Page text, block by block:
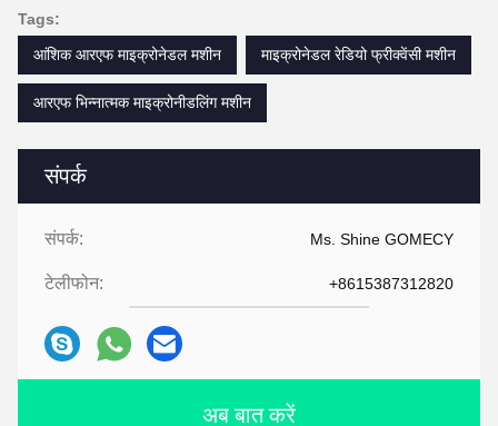
संपर्क
संपर्क: Ms. Shine GOMECY
टेलीफोन: +8615387312820
अब बात करें
Tags:
आंशिक आरएफ माइक्रोनेडल मशीन
माइक्रोनेडल रेडियो फ्रीक्वेंसी मशीन
आरएफ भिन्नात्मक माइक्रोनीडलिंग मशीन